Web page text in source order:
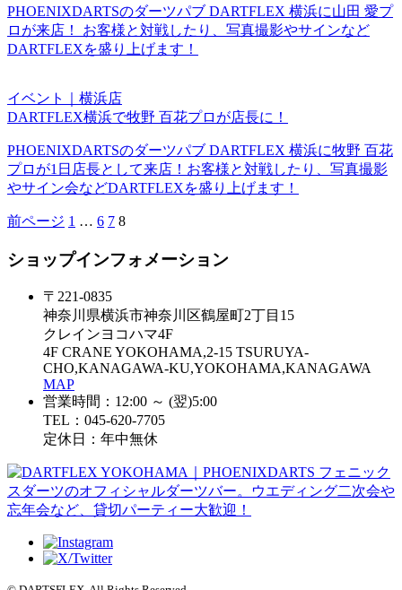
PHOENIXDARTSのダーツパブ DARTFLEX 横浜に山田 愛プ
ロが来店！ お客様と対戦したり、写真撮影やサインなど
DARTFLEXを盛り上げます！
イベント｜横浜店
DARTFLEX横浜で牧野 百花プロが店長に！
PHOENIXDARTSのダーツパブ DARTFLEX 横浜に牧野 百花
プロが1日店長として来店！お客様と対戦したり、写真撮影
やサイン会などDARTFLEXを盛り上げます！
前ページ 1 … 6 7 8
ショップインフォメーション
〒221-0835
神奈川県横浜市神奈川区鶴屋町2丁目15
クレインヨコハマ4F
4F CRANE YOKOHAMA,2-15 TSURUYA-
CHO,KANAGAWA-KU,YOKOHAMA,KANAGAWA
MAP
営業時間：12:00 ～ (翌)5:00
TEL：045-620-7705
定休日：年中無休